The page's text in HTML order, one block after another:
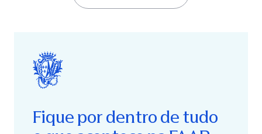
Fique por dentro de tudo